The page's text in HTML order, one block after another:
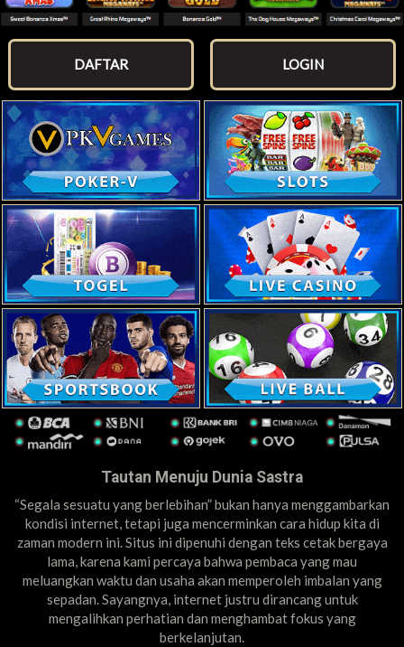
DAFTAR LOGIN
Tautan Menuju Dunia Sastra
“Segala sesuatu yang berlebihan” bukan hanya menggambarkan
kondisi internet, tetapi juga mencerminkan cara hidup kita di
zaman modern ini. Situs ini dipenuhi dengan teks cetak bergaya
lama, karena kami percaya bahwa pembaca yang mau
meluangkan waktu dan usaha akan memperoleh imbalan yang
sepadan. Sayangnya, internet justru dirancang untuk
mengalihkan perhatian dan menghambat fokus yang
berkelanjutan.